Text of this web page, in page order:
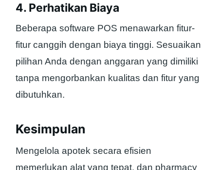
4. Perhatikan Biaya
Beberapa software POS menawarkan fitur-
fitur canggih dengan biaya tinggi. Sesuaikan
pilihan Anda dengan anggaran yang dimiliki
tanpa mengorbankan kualitas dan fitur yang
dibutuhkan.
Kesimpulan
Mengelola apotek secara efisien
memerlukan alat yang tepat, dan pharmacy